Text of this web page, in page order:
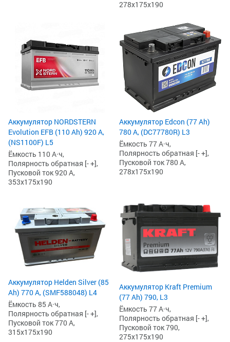
278x175x190
Аккумулятор NORDSTERN
Evolution EFB (110 Ah) 920 А,
(NS1100F) L5
Ёмкость 110 А·ч,
Полярность обратная [- +],
Пусковой ток 920 А,
353x175x190
Аккумулятор Edcon (77 Ah)
780 А, (DC77780R) L3
Ёмкость 77 А·ч,
Полярность обратная [- +],
Пусковой ток 780 А,
278x175x190
Аккумулятор Helden Silver (85
Ah) 770 А, (SMF588048) L4
Ёмкость 85 А·ч,
Полярность обратная [- +],
Пусковой ток 770 А,
315x175x190
Аккумулятор Kraft Premium
(77 Ah) 790, L3
Ёмкость 77 А·ч,
Полярность обратная [- +],
Пусковой ток 790,
275x175x190